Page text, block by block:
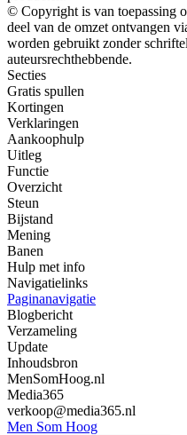
© Copyright is van toepassing
deel van de omzet ontvangen
worden gebruikt zonder
auteursrechthebbende.
Secties
Gratis spullen
Kortingen
Verklaringen
Aankoophulp
Uitleg
Functie
Overzicht
Steun
Bijstand
Mening
Banen
Hulp met info
Navigatielinks
Paginanavigatie
Blogbericht
Verzameling
Update
Inhoudsbron
MenSomHoog.nl
Media365
verkoop@media365.nl
Men Som Hoog